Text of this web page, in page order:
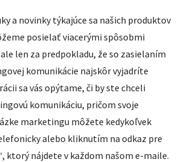
a novinky týkajúce sa našich produktov
posielať viacerými spôsobmi
len za predpokladu, že so zasielaním
komunikácie najskôr vyjadríte
sa vás opýtame, či by ste chceli
komunikáciu, pričom svoje
marketingu môžete kedykoľvek
alebo kliknutím na odkaz pre
, ktorý nájdete v každom našom e-maile.